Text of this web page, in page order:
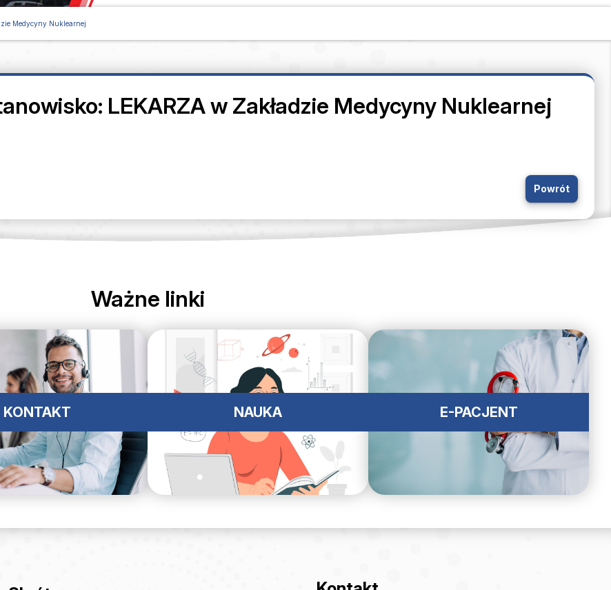
Medycyny Nuklearnej
LEKARZA w Zakładzie Medycyny Nuklearnej
Powrót
Ważne linki
KONTAKT NAUKA E-PACJENT